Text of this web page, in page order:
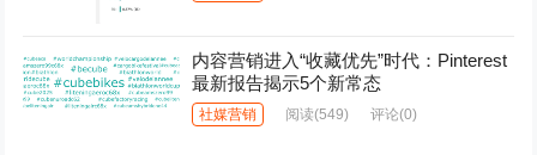
内容营销进入“收藏优先”时代：Pinterest
最新报告揭示5个新常态
社媒营销 阅读(549) 评论(0)